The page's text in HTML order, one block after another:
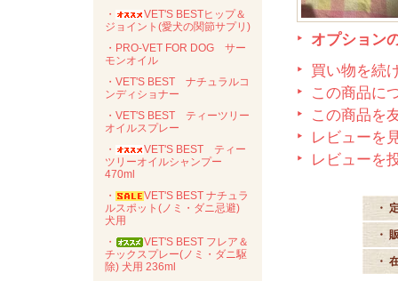
・
VET'S BESTヒップ＆
ジョイント(愛犬の関節サプリ)
・PRO-VET FOR DOG サー
モンオイル
・VET'S BEST ナチュラルコ
ンディショナー
・VET'S BEST ティーツリー
オイルスプレー
・
VET'S BEST ティー
ツリーオイルシャンプー
470ml
・
VET'S BEST ナチュラ
ルスポット(ノミ・ダニ忌避)
犬用
・
VET'S BEST フレア＆
チックスプレー(ノミ・ダニ駆
除) 犬用 236ml
オプション
買い物を続
この商品に
この商品を
レビューを
レビューを
・
・
・